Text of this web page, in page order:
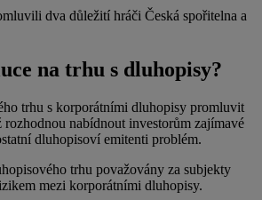
dva důležití hráči Česká spořitelna a
na trhu s dluhopisy?
trhu s korporátními dluhopisy promluvit
rozhodnou nabídnout investorům zajímavé
dluhopisoví emitenti problém.
trhu považovány za subjekty
mezi korporátními dluhopisy.